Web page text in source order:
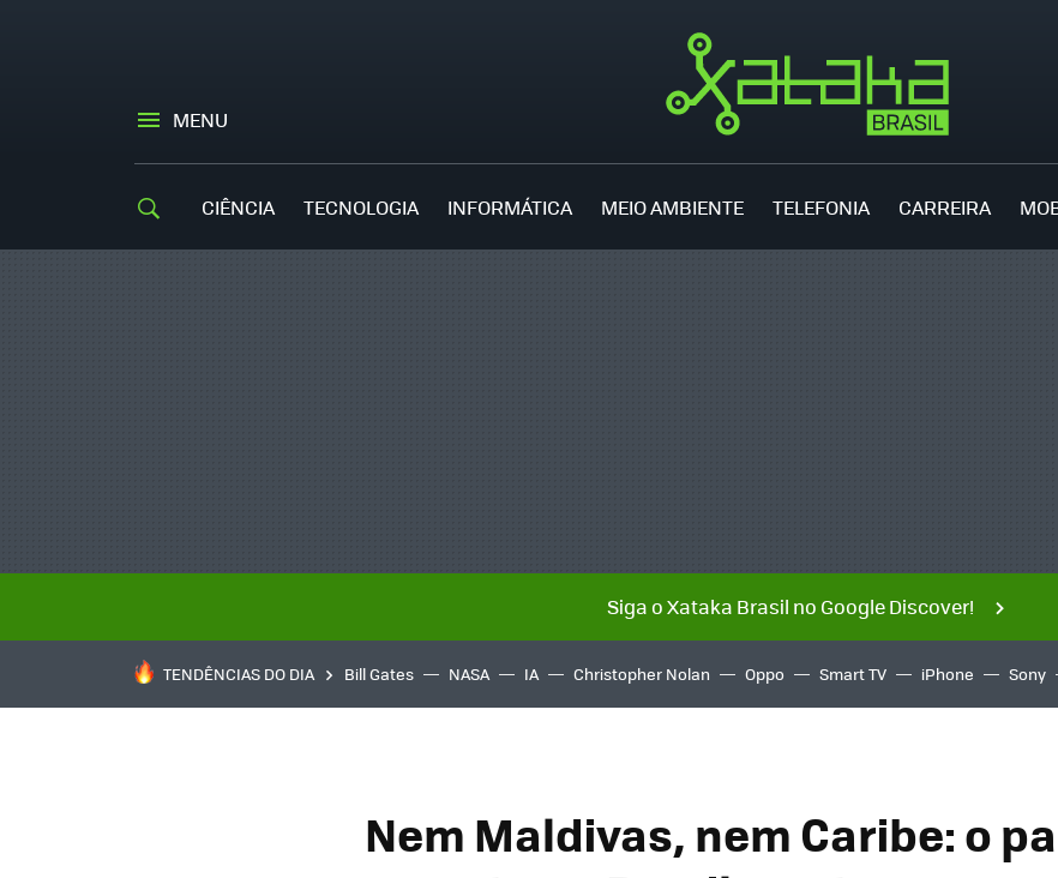
MENU
CIÊNCIA TECNOLOGIA INFORMÁTICA MEIO AMBIENTE TELEFONIA CARREIRA
Siga o Xataka Brasil no Google Discover!
TENDÊNCIAS DO DIA Bill Gates NASA IA Christopher Nolan Oppo Smart TV iPhone Sony
Nem Maldivas, nem Caribe: o